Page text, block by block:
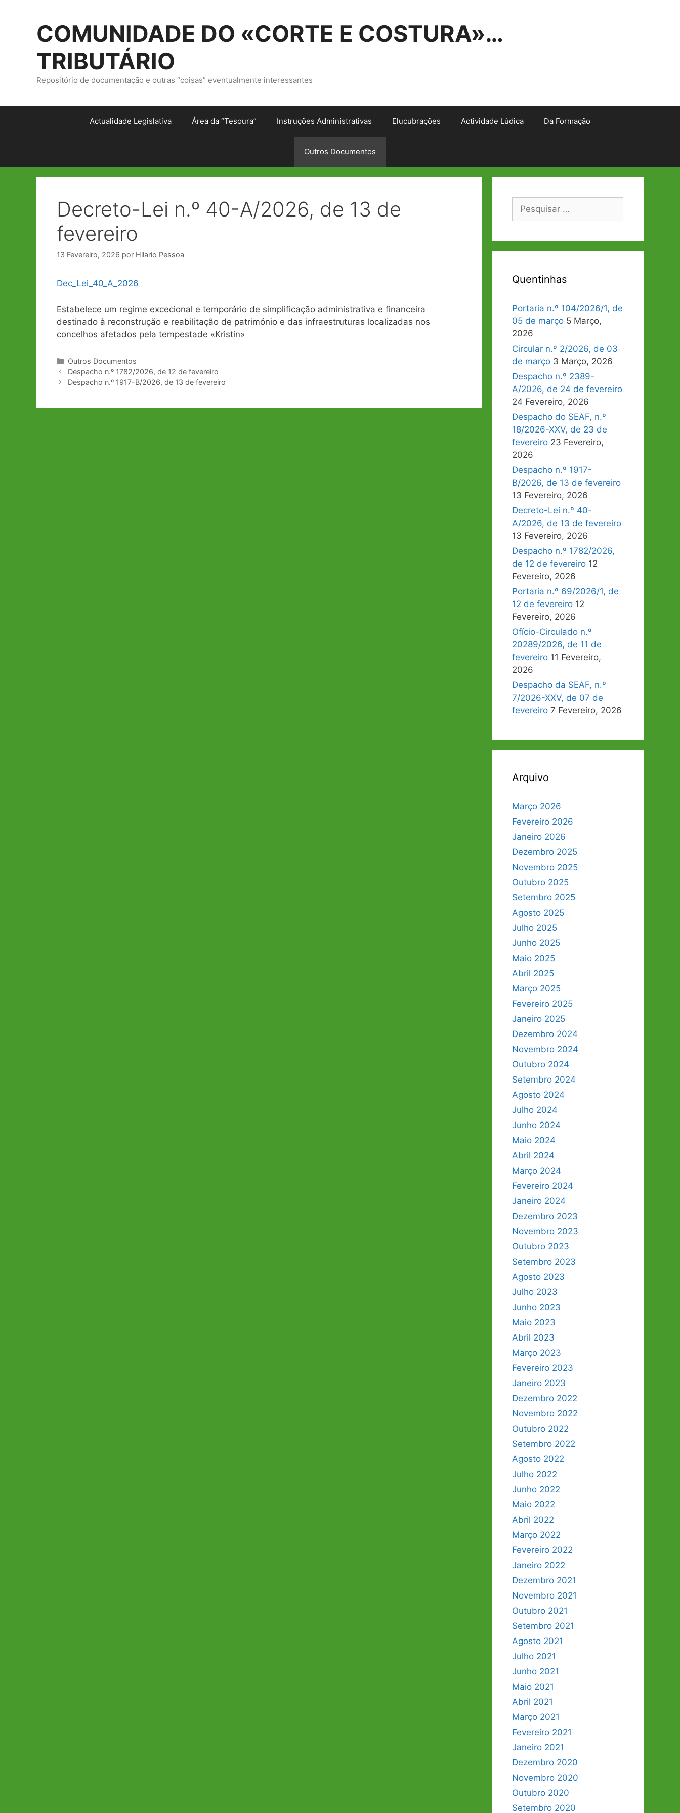
COMUNIDADE DO «CORTE E COSTURA»…
TRIBUTÁRIO
Repositório de documentação e outras “coisas” eventualmente interessantes
Actualidade Legislativa Área da “Tesoura” Instruções Administrativas Elucubrações Actividade Lúdica Da Formação
Outros Documentos
Decreto-Lei n.º 40-A/2026, de 13 de
fevereiro
13 Fevereiro, 2026 por Hilario Pessoa
Dec Lei 40 A 2026
Estabelece um regime excecional e temporário de simplificação administrativa e financeira
destinado à reconstrução e reabilitação de património e das infraestruturas localizadas nos
concelhos afetados pela tempestade «Kristin»
Categorias
Outros Documentos
Navegação
de
Despacho n.º 1782/2026, de 12 de fevereiro
Despacho n.º 1917-B/2026, de 13 de fevereiro
Pesquisar
Quentinhas
Portaria n.º 104/2026/1, de
05 de março 5 Março,
2026
Circular n.º 2/2026, de 03
de março 3 Março, 2026
Despacho n.º 2389-
A/2026, de 24 de fevereiro
24 Fevereiro, 2026
Despacho do SEAF, n.º
18/2026-XXV, de 23 de
fevereiro 23 Fevereiro,
2026
Despacho n.º 1917-
B/2026, de 13 de fevereiro
13 Fevereiro, 2026
Decreto-Lei n.º 40-
A/2026, de 13 de fevereiro
13 Fevereiro, 2026
Despacho n.º 1782/2026,
de 12 de fevereiro 12
Fevereiro, 2026
Portaria n.º 69/2026/1, de
12 de fevereiro 12
Fevereiro, 2026
Ofício-Circulado n.º
20289/2026, de 11 de
fevereiro 11 Fevereiro,
2026
Despacho da SEAF, n.º
7/2026-XXV, de 07 de
fevereiro 7 Fevereiro, 2026
Arquivo
Março 2026
Fevereiro 2026
Janeiro 2026
Dezembro 2025
Novembro 2025
Outubro 2025
Setembro 2025
Agosto 2025
Julho 2025
Junho 2025
Maio 2025
Abril 2025
Março 2025
Fevereiro 2025
Janeiro 2025
Dezembro 2024
Novembro 2024
Outubro 2024
Setembro 2024
Agosto 2024
Julho 2024
Junho 2024
Maio 2024
Abril 2024
Março 2024
Fevereiro 2024
Janeiro 2024
Dezembro 2023
Novembro 2023
Outubro 2023
Setembro 2023
Agosto 2023
Julho 2023
Junho 2023
Maio 2023
Abril 2023
Março 2023
Fevereiro 2023
Janeiro 2023
Dezembro 2022
Novembro 2022
Outubro 2022
Setembro 2022
Agosto 2022
Julho 2022
Junho 2022
Maio 2022
Abril 2022
Março 2022
Fevereiro 2022
Janeiro 2022
Dezembro 2021
Novembro 2021
Outubro 2021
Setembro 2021
Agosto 2021
Julho 2021
Junho 2021
Maio 2021
Abril 2021
Março 2021
Fevereiro 2021
Janeiro 2021
Dezembro 2020
Novembro 2020
Outubro 2020
Setembro 2020